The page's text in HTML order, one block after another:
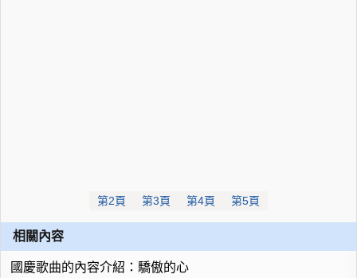
第2頁 第3頁 第4頁 第5頁
相關內容
國慶歌曲的內容介紹：驕傲的心